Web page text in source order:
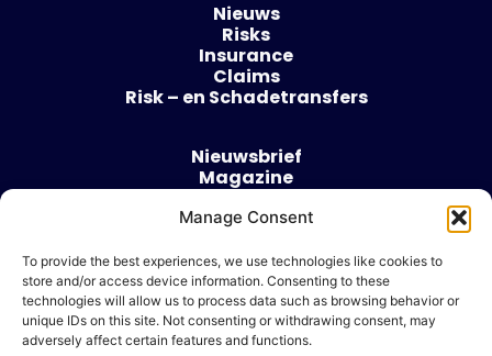
Manage Consent
To provide the best experiences, we use technologies like cookies to
store and/or access device information. Consenting to these
technologies will allow us to process data such as browsing behavior or
unique IDs on this site. Not consenting or withdrawing consent, may
adversely affect certain features and functions.
Nieuws
Risks
Insurance
Claims
Risk – en Schadetransfers
Nieuwsbrief
Magazine
Over
Algemene voorwaarden
Cookie beleid